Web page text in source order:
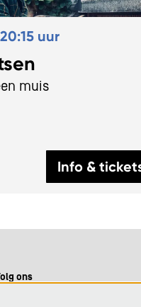
muis
20:15 uur
Info &
ons